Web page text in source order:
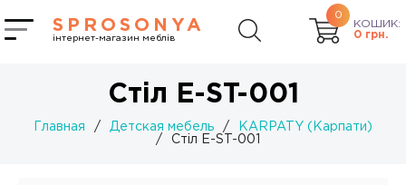
SPROSONYA
інтернет-магазин меблів
0
КОШИК:
0 грн.
Стіл Е-ST-001
Главная / Детская мебель /
KARPATY (Карпати)
/
Стіл Е-ST-001